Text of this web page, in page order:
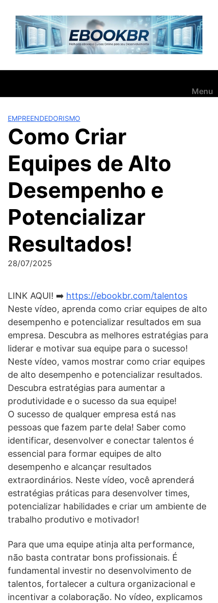
para
conteúdo
Menu
EMPREENDEDORISMO
Como Criar
Equipes de Alto
Desempenho e
Potencializar
Resultados!
28/07/2025
LINK AQUI! ➡️ https://ebookbr.com/talentos
Neste vídeo, aprenda como criar equipes de alto
desempenho e potencializar resultados em sua
empresa. Descubra as melhores estratégias para
liderar e motivar sua equipe para o sucesso!
Neste vídeo, vamos mostrar como criar equipes
de alto desempenho e potencializar resultados.
Descubra estratégias para aumentar a
produtividade e o sucesso da sua equipe!
O sucesso de qualquer empresa está nas
pessoas que fazem parte dela! Saber como
identificar, desenvolver e conectar talentos é
essencial para formar equipes de alto
desempenho e alcançar resultados
extraordinários. Neste vídeo, você aprenderá
estratégias práticas para desenvolver times,
potencializar habilidades e criar um ambiente de
trabalho produtivo e motivador!
Para que uma equipe atinja alta performance,
não basta contratar bons profissionais. É
fundamental investir no desenvolvimento de
talentos, fortalecer a cultura organizacional e
incentivar a colaboração. No vídeo, explicamos